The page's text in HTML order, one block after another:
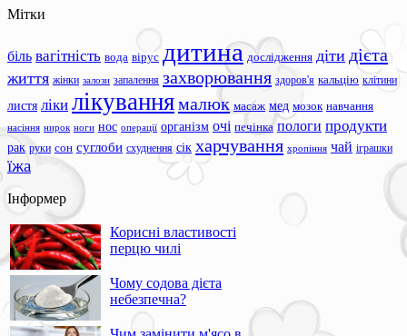
Мітки
біль вагітність вода вірус дитина дослідження діти дієта
життя жінки залози запалення захворювання здоров'я кальцію клітини
листя ліки лікуваннямалюк масаж мед мозок навчання
насіння нирок ноги нос операції організм очі печінка пологи продукти
рак руки сон суглоби схуднення сік харчування хропіння чай іграшки
їжа
Інформер
Корисні властивості
перцю чилі
Чому содова дієта
небезпечна?